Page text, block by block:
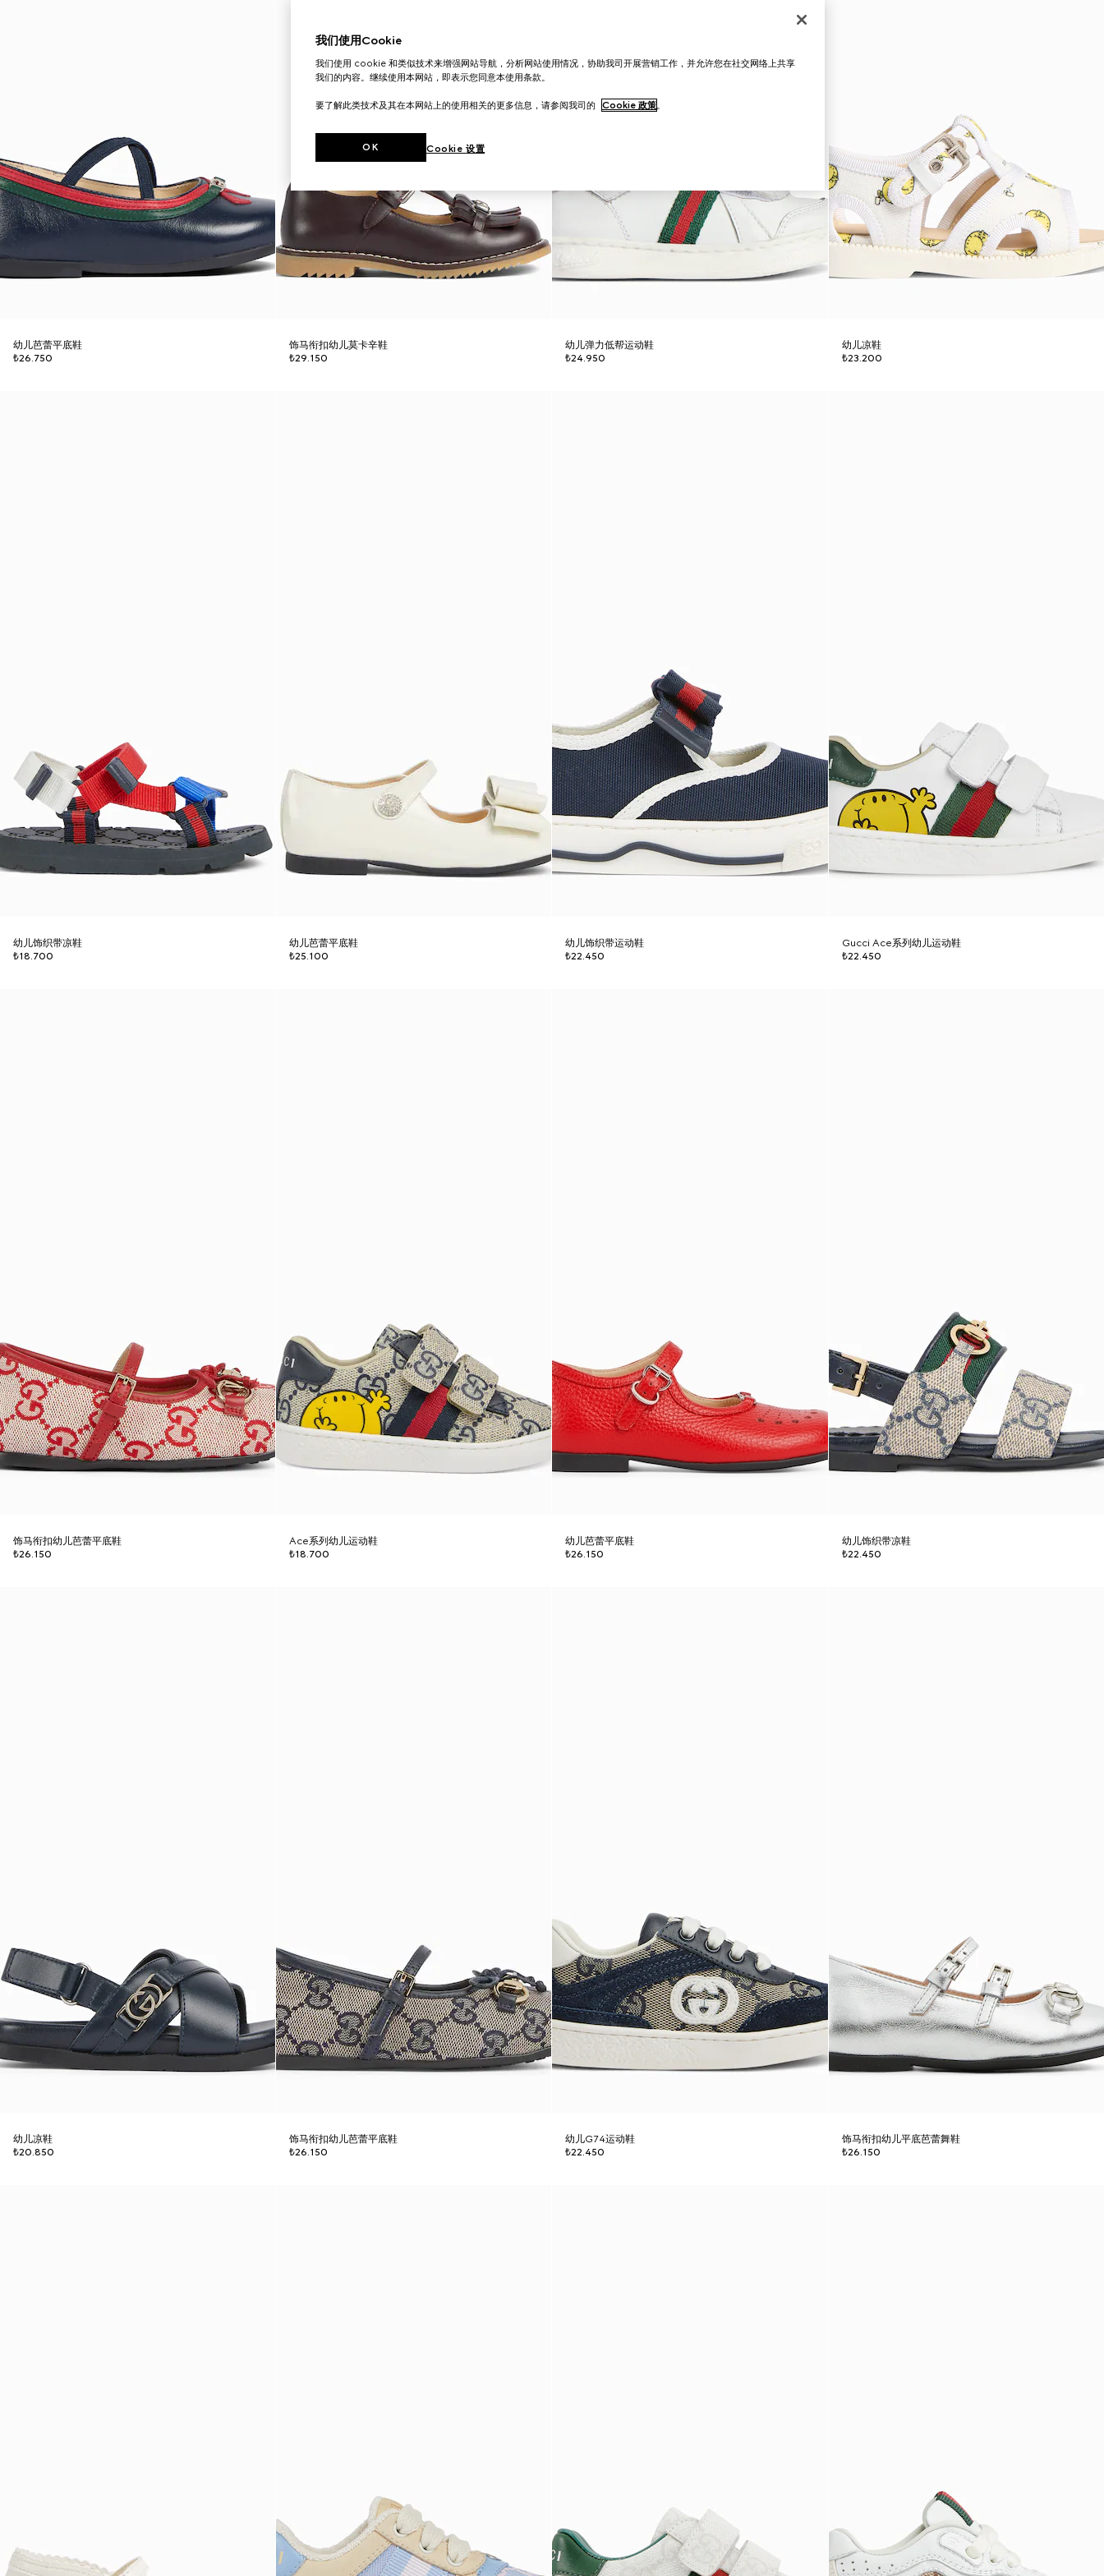
幼儿芭蕾平底鞋
₺26.750
饰马衔扣幼儿莫卡辛鞋
₺29.150
幼儿弹力低帮运动鞋
₺24.950
幼儿凉鞋
₺23.200
幼儿饰织带凉鞋
₺18.700
幼儿芭蕾平底鞋
₺25.100
幼儿饰织带运动鞋
₺22.450
Gucci Ace系列幼儿运动鞋
₺22.450
饰马衔扣幼儿芭蕾平底鞋
₺26.150
Ace系列幼儿运动鞋
₺18.700
幼儿芭蕾平底鞋
₺26.150
幼儿饰织带凉鞋
₺22.450
幼儿凉鞋
₺20.850
饰马衔扣幼儿芭蕾平底鞋
₺26.150
幼儿G74运动鞋
₺22.450
饰马衔扣幼儿平底芭蕾舞鞋
₺26.150
我们使用Cookie
我们使用 cookie 和类似技术来增强网站导航，分析网站使用情况，协助我司开展营销工作，并允许您在社交网络上共享
我们的内容。继续使用本网站，即表示您同意本使用条款。
要了解此类技术及其在本网站上的使用相关的更多信息，请参阅我司的 Cookie 政策。
Cookie 设置
OK